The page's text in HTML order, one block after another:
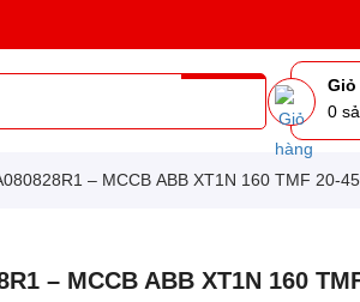
Giỏ
0
– MCCB ABB XT1N 160 TMF 20-
– MCCB ABB XT1N 160